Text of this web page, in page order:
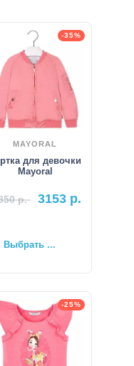
-35%
MAYORAL
для девочки
Mayoral
р. 3153 р.
Выбрать ...
-25%